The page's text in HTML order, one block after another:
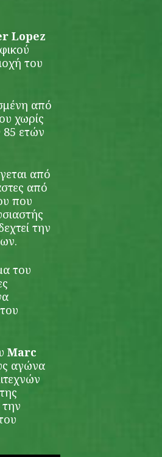
Lopez
του
από
χωρίς
85 ετών
από
από
που
την
του
Marc
αγώνα